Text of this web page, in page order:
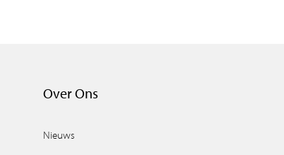
Over Ons
Nieuws